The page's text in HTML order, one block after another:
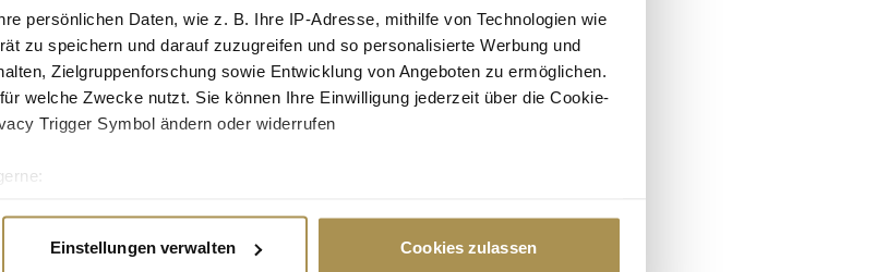
persönlichen Daten, wie z. B. Ihre IP-Adresse, mithilfe von Technologien wie
zu speichern und darauf zuzugreifen und so personalisierte Werbung und
Zielgruppenforschung sowie Entwicklung von Angeboten zu ermöglichen.
welche Zwecke nutzt. Sie können Ihre Einwilligung jederzeit über die Cookie-
Trigger Symbol ändern oder widerrufen
Daten verarbeitet werden, und legen Sie Ihre Präferenzen im
Einstellungen verwalten Cookies zulassen
Advertisement